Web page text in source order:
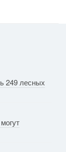
249 лесных